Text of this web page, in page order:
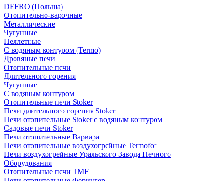
DEFRO (Польша)
Отопительно-варочные
Металлические
Чугунные
Пеллетные
С водяным контуром (Termo)
Дровяные печи
Отопительные печи
Длительного горения
Чугунные
C водяным контуром
Отопительные печи Stoker
Печи длительного горения Stoker
Печи отопительные Stoker с водяным контуром
Садовые печи Stoker
Печи отопительные Варвара
Печи отопительные воздухогрейные Termofor
Печи воздухогрейные Уральского Завода Печного
Оборудования
Отопительные печи TMF